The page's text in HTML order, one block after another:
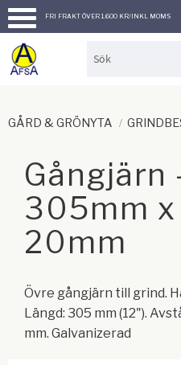
Meny
FRI FRAKT ÖVER 1.600 KR/INKL MOMS
GÅRD & GRÖNYTA
Gångjärn
305mm
20mm
Övre gångjärn till grind.
Längd: 305 mm (12").
mm. Galvanizerad